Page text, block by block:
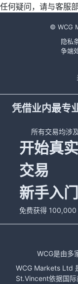
任何疑问，请与客服部
© WCG
隐私
争端
凭借业内最专
所有交易均涉
开始真
交易
新手入门
免费获得 100,000
WCG是由多
WCG Markets Ltd
St.Vincent依据国